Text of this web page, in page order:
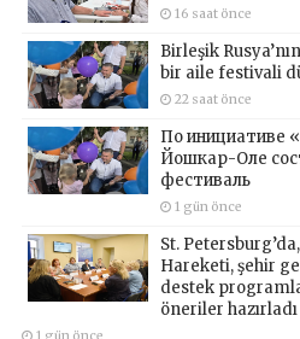
16 saat önce
Birleşik
bir aile festivali
22 saat önce
По инициативе
Йошкар-Оле
фестиваль
1 gün önce
St.
Hareketi, şehir
destek
öneriler hazırladı